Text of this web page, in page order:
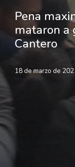
Pena
mataron a
Cantero
18 de marzo de